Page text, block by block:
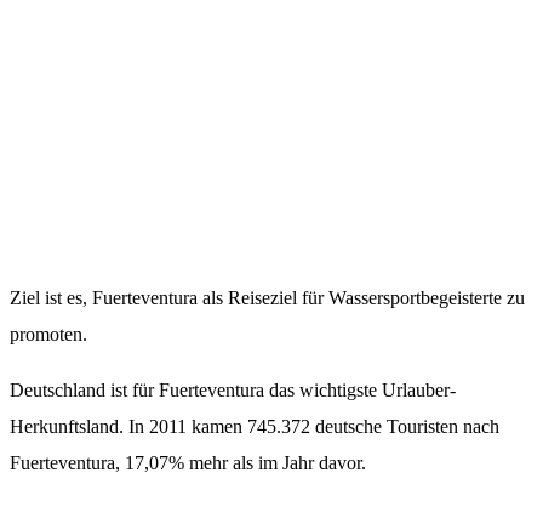
Ziel ist es, Fuerteventura als Reiseziel für Wassersportbegeisterte zu
promoten.
Deutschland ist für Fuerteventura das wichtigste Urlauber-
Herkunftsland. In 2011 kamen 745.372 deutsche Touristen nach
Fuerteventura, 17,07% mehr als im Jahr davor.